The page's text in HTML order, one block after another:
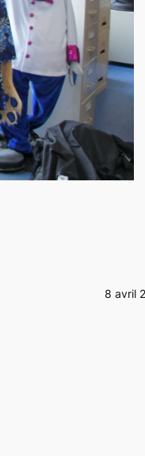
8 avril